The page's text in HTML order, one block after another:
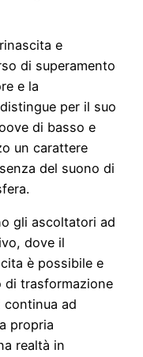
e
di superamento
e la
per il suo
di basso e
un carattere
del suono di
gli ascoltatori ad
dove il
è possibile e
di trasformazione
continua ad
propria
realtà in